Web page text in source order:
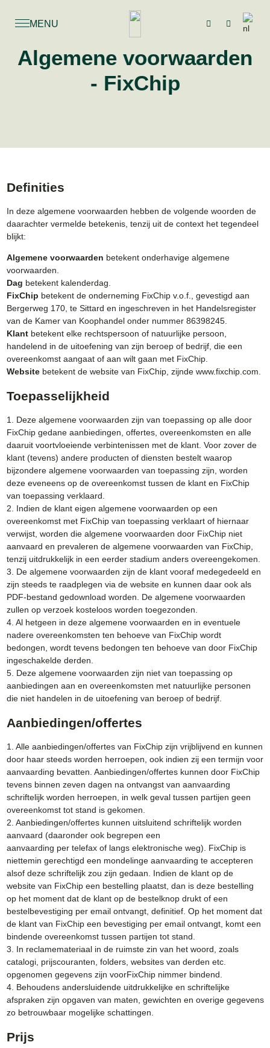
MENU
Algemene voorwaarden
- FixChip
Definities
In deze algemene voorwaarden hebben de volgende woorden de
daarachter vermelde betekenis, tenzij uit de context het tegendeel
blijkt:
Algemene voorwaarden betekent onderhavige algemene
voorwaarden.
Dag betekent kalenderdag.
FixChip betekent de onderneming FixChip v.o.f., gevestigd aan
Bergerweg 170, te Sittard en ingeschreven in het Handelsregister
van de Kamer van Koophandel onder nummer 86398245.
Klantbetekent elke rechtspersoon of natuurlijke persoon,
handelend in de uitoefening van zijn beroep of bedrijf, die een
overeenkomst aangaat of aan wilt gaan met FixChip.
Websitebetekent de website van FixChip, zijnde www.fixchip.com.
Toepasselijkheid
1. Deze algemene voorwaarden zijn van toepassing op alle door
FixChip gedane aanbiedingen, offertes, overeenkomsten en alle
daaruit voortvloeiende verbintenissen met de klant. Voor zover de
klant (tevens) andere producten of diensten bestelt waarop
bijzondere algemene voorwaarden van toepassing zijn, worden
deze eveneens op de overeenkomst tussen de klant en FixChip
van toepassing verklaard.
2. Indien de klant eigen algemene voorwaarden op een
overeenkomst met FixChip van toepassing verklaart of hiernaar
verwijst, worden die algemene voorwaarden door FixChip niet
aanvaard en prevaleren de algemene voorwaarden van FixChip,
tenzij uitdrukkelijk in een eerder stadium anders overeengekomen.
3. De algemene voorwaarden zijn de klant vooraf medegedeeld en
zijn steeds te raadplegen via de website en kunnen daar ook als
PDF-bestand gedownload worden. De algemene voorwaarden
zullen op verzoek kosteloos worden toegezonden.
4. Al hetgeen in deze algemene voorwaarden en in eventuele
nadere overeenkomsten ten behoeve van FixChip wordt
bedongen, wordt tevens bedongen ten behoeve van door FixChip
ingeschakelde derden.
5. Deze algemene voorwaarden zijn niet van toepassing op
aanbiedingen aan en overeenkomsten met natuurlijke personen
die niet handelen in de uitoefening van beroep of bedrijf.
Aanbiedingen/offertes
1. Alle aanbiedingen/offertes van FixChip zijn vrijblijvend en kunnen
door haar steeds worden herroepen, ook indien zij een termijn voor
aanvaarding bevatten. Aanbiedingen/offertes kunnen door FixChip
tevens binnen zeven dagen na ontvangst van aanvaarding
schriftelijk worden herroepen, in welk geval tussen partijen geen
overeenkomst tot stand is gekomen.
2. Aanbiedingen/offertes kunnen uitsluitend schriftelijk worden
aanvaard (daaronder ook begrepen een
aanvaarding per telefax of langs elektronische weg). FixChip is
niettemin gerechtigd een mondelinge aanvaarding te accepteren
alsof deze schriftelijk zou zijn gedaan. Indien de klant op de
website van FixChip een bestelling plaatst, dan is deze bestelling
op het moment dat de klant op de bestelknop drukt of een
bestelbevestiging per email ontvangt, definitief. Op het moment dat
de klant van FixChip een bevestiging per email ontvangt, komt een
bindende overeenkomst tussen partijen tot stand.
3. In reclamemateriaal in de ruimste zin van het woord, zoals
catalogi, prijscouranten, folders, websites van derden etc.
opgenomen gegevens zijn voorFixChip nimmer bindend.
4. Behoudens andersluidende uitdrukkelijke en schriftelijke
afspraken zijn opgaven van maten, gewichten en overige gegevens
zo betrouwbaar mogelijke schattingen.
Prijs